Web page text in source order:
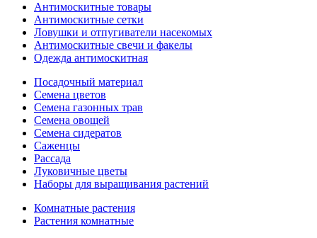
Антимоскитные товары
Антимоскитные сетки
Ловушки и отпугиватели насекомых
Антимоскитные свечи и факелы
Одежда антимоскитная
Посадочный материал
Семена цветов
Семена газонных трав
Семена овощей
Семена сидератов
Саженцы
Рассада
Луковичные цветы
Наборы для выращивания растений
Комнатные растения
Растения комнатные